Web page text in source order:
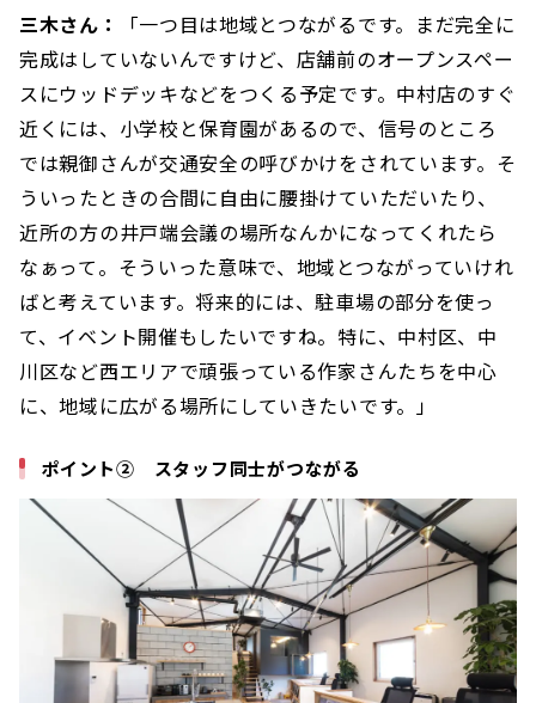
三木さん：
「一つ目は地域とつながるです。まだ完全に
完成はしていないんですけど、店舗前のオープンスペー
スにウッドデッキなどをつくる予定です。中村店のすぐ
近くには、小学校と保育園があるので、信号のところ
では親御さんが交通安全の呼びかけをされています。そ
ういったときの合間に自由に腰掛けていただいたり、
近所の方の井戸端会議の場所なんかになってくれたら
なぁって。そういった意味で、地域とつながっていけれ
ばと考えています。将来的には、駐車場の部分を使っ
て、イベント開催もしたいですね。特に、中村区、中
川区など西エリアで頑張っている作家さんたちを中心
に、地域に広がる場所にしていきたいです。」
ポイント② スタッフ同士がつながる